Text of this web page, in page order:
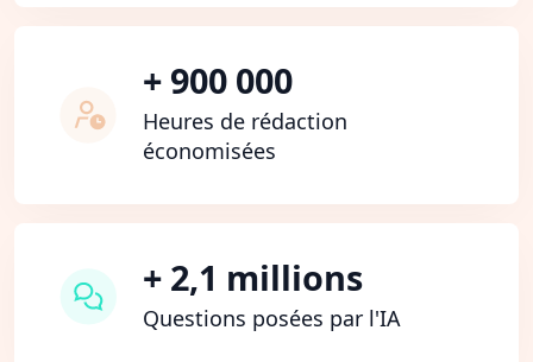
+ 900 000
Heures de rédaction
économisées
+ 2,1 millions
Questions posées par l'IA